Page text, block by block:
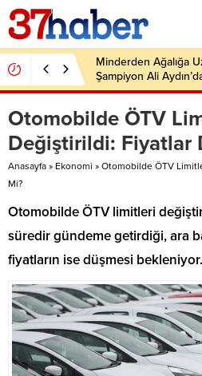
Minderden Ağalığa
Şampiyon Ali
Dönüş
Otomobilde ÖTV
Değiştirildi: Fiyatlar
Anasayfa » Ekonomi » Otomobilde ÖTV
Mi?
Otomobilde ÖTV limitleri
süredir gündeme getirdiği, ara
fiyatların ise düşmesi bekleniyor.